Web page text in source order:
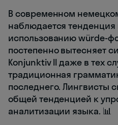
В современном
наблюдается
использованию würde-
постепенно вытесняет
Konjunktiv II даже в тех
традиционная
последнего. Лингвисты
общей тенденцией к
аналитизации языка. 📊